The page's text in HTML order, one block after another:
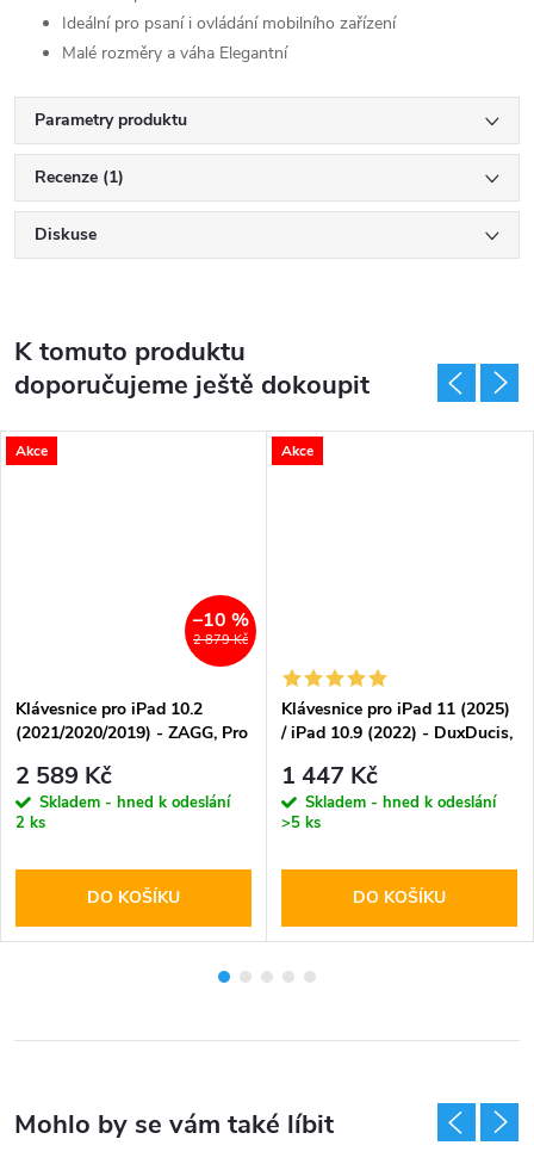
Ideální pro psaní i ovládání mobilního zařízení
Malé rozměry a váha Elegantní
Parametry produktu
Recenze (1)
Diskuse
K tomuto produktu
doporučujeme ještě dokoupit
Akce
2 879 Kč
–10 %
Klávesnice pro iPad 10.2
(2021/2020/2019) - ZAGG, Pro
2 589 Kč
Skladem - hned k odeslání
2 ks
DO KOŠÍKU
Akce
Klávesnice pro iPad 11 (2025)
/ iPad 10.9 (2022) - DuxDucis,
1 447 Kč
Skladem - hned k odeslání
>5 ks
DO KOŠÍKU